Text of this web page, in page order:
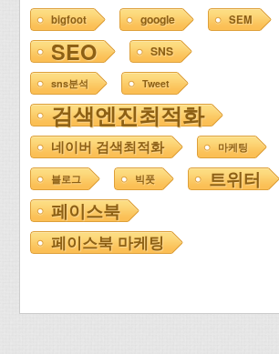
bigfoot google SEM
SEO SNS
sns분석 Tweet
검색엔진최적화
네이버 검색최적화 마케팅
블로그 빅풋
트위터
페이스북
페이스북 마케팅